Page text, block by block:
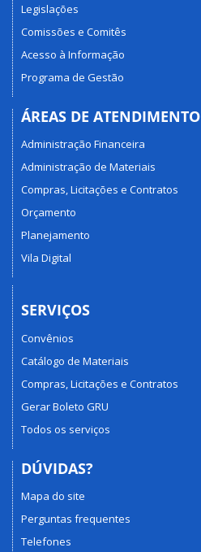
Legislações
Comissões e Comitês
Acesso à Informação
Programa de Gestão
ÁREAS DE ATENDIMENTO
Administração Financeira
Administração de Materiais
Compras, Licitações e Contratos
Orçamento
Planejamento
Vila Digital
SERVIÇOS
Convênios
Catálogo de Materiais
Compras, Licitações e Contratos
Gerar Boleto GRU
Todos os serviços
DÚVIDAS?
Mapa do site
Perguntas frequentes
Telefones